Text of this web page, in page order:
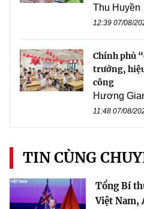
Thu Huyền
12:39 07/08/
Chính phủ
trưởng,
công
Hương
11:48 07/08/
TIN CÙNG
Tổng Bí
Việt Nam,